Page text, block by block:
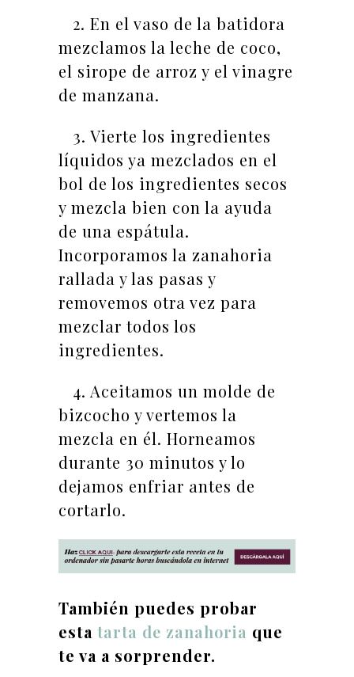
2. En el vaso de la batidora
mezclamos la leche de coco,
el sirope de arroz y el vinagre
de manzana.
3. Vierte los ingredientes
líquidos ya mezclados en el
bol de los ingredientes secos
y mezcla bien con la ayuda
de una espátula.
Incorporamos la zanahoria
rallada y las pasas y
removemos otra vez para
mezclar todos los
ingredientes.
4. Aceitamos un molde de
bizcocho y vertemos la
mezcla en él. Horneamos
durante 30 minutos y lo
dejamos enfriar antes de
cortarlo.
También puedes probar
esta tarta de zanahoria que
te va a sorprender.